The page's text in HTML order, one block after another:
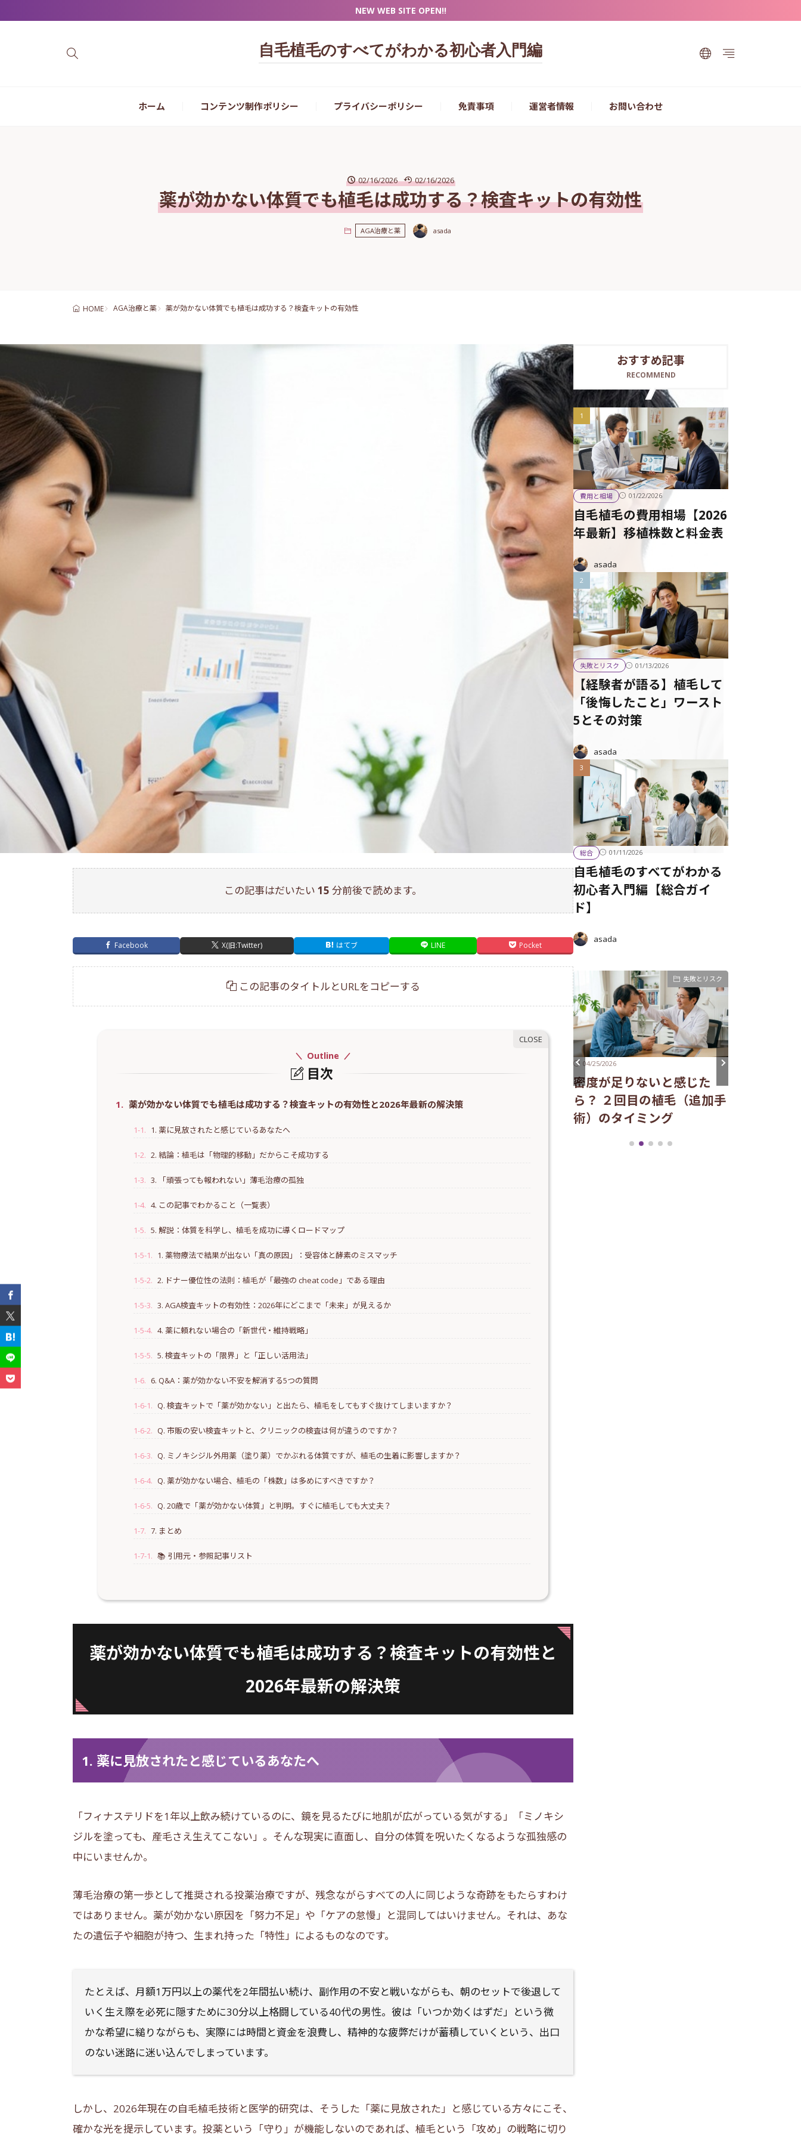
NEW WEB SITE OPEN!!
自毛植毛のすべてがわかる初心者入門編
ホーム コンテンツ制作ポリシー プライバシーポリシー 免責事項 運営者情報 お問い合わせ
02/16/2026 02/16/2026
薬が効かない体質でも植毛は成功する？検査キットの有効性
AGA治療と薬 asada
HOME AGA治療と薬 薬が効かない体質でも植毛は成功する？検査キットの有効性
この記事はだいたい 15 分前後で読めます。
Facebook X(旧:Twitter) はてブ LINE Pocket
この記事のタイトルとURLをコピーする
目次
Outline
1. 薬が効かない体質でも植毛は成功する？検査キットの有効性と2026年最新の解決策
1-1. 1. 薬に見放されたと感じているあなたへ
1-2. 2. 結論：植毛は「物理的移動」だからこそ成功する
1-3. 3. 「頑張っても報われない」薄毛治療の孤独
1-4. 4. この記事でわかること（一覧表）
1-5. 5. 解説：体質を科学し、植毛を成功に導くロードマップ
1-5-1. 1. 薬物療法で結果が出ない「真の原因」：受容体と酵素のミスマッチ
1-5-2. 2. ドナー優位性の法則：植毛が「最強の cheat code」である理由
1-5-3. 3. AGA検査キットの有効性：2026年にどこまで「未来」が見えるか
1-5-4. 4. 薬に頼れない場合の「新世代・維持戦略」
1-5-5. 5. 検査キットの「限界」と「正しい活用法」
1-6. 6. Q&A：薬が効かない不安を解消する5つの質問
1-6-1. Q. 検査キットで「薬が効かない」と出たら、植毛をしてもすぐ抜けてしまいますか？
1-6-2. Q. 市販の安い検査キットと、クリニックの検査は何が違うのですか？
1-6-3. Q. ミノキシジル外用薬（塗り薬）でかぶれる体質ですが、植毛の生着に影響しますか？
1-6-4. Q. 薬が効かない場合、植毛の「株数」は多めにすべきですか？
1-6-5. Q. 20歳で「薬が効かない体質」と判明。すぐに植毛しても大丈夫？
1-7. 7. まとめ
1-7-1. 📚 引用元・参照記事リスト
薬が効かない体質でも植毛は成功する？検査キットの有効性と
2026年最新の解決策
1. 薬に見放されたと感じているあなたへ
「フィナステリドを1年以上飲み続けているのに、鏡を見るたびに地肌が広がっている気がする」「ミノキシ
ジルを塗っても、産毛さえ生えてこない」。そんな現実に直面し、自分の体質を呪いたくなるような孤独感の
中にいませんか。
薄毛治療の第一歩として推奨される投薬治療ですが、残念ながらすべての人に同じような奇跡をもたらすわけ
ではありません。薬が効かない原因を「努力不足」や「ケアの怠慢」と混同してはいけません。それは、あな
たの遺伝子や細胞が持つ、生まれ持った「特性」によるものなのです。
たとえば、月額1万円以上の薬代を2年間払い続け、副作用の不安と戦いながらも、朝のセットで後退して
いく生え際を必死に隠すために30分以上格闘している40代の男性。彼は「いつか効くはずだ」という微
かな希望に縋りながらも、実際には時間と資金を浪費し、精神的な疲弊だけが蓄積していくという、出口
のない迷路に迷い込んでしまっています。
しかし、2026年現在の自毛植毛技術と医学的研究は、そうした「薬に見放された」と感じている方々にこそ、
確かな光を提示しています。投薬という「守り」が機能しないのであれば、植毛という「攻め」の戦略に切り
おすすめ記事
RECOMMEND
費用と相場 01/22/2026
自毛植毛の費用相場【2026
年最新】移植株数と料金表
asada
失敗とリスク 01/13/2026
【経験者が語る】植毛して
「後悔したこと」ワースト
5とその対策
asada
総合 01/11/2026
自毛植毛のすべてがわかる
初心者入門編【総合ガイ
ド】
asada
女性の自毛植毛。生え際を
下げて小顔に見せる「ヘア
ライン矯正」
泳、サウナはいつから解
失敗とリスク
04/25/2026
密度が足りないと感じた
ら？ ２回目の植毛（追加手
術）のタイミング